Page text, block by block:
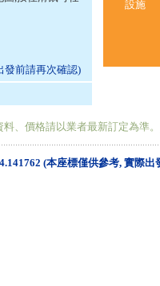
發前請再次確認)
設施
、價格請以業者最新訂定為準
(本座標僅供參考, 實際